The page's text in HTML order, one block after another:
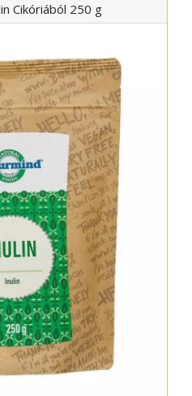
Cikóriából 250 g